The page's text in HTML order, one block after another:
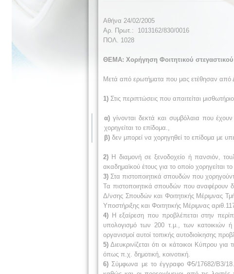
Αθήνα 24/02/2005
Αρ. Πρωτ.: 1013162/830/0016
ΠΟΛ. 1 028
ΘΕΜΑ: Χορήγηση Φοιτητικού στεγαστικού
Μετά από ερωτήματα που μας ετέθησαν από
1) Στις περιπτώσεις που απαιτείται
α) γίνονται δεκτά και συμβόλαια που
χορηγείται το επίδομα.,
β) δεν μπορεί να χορηγηθεί το επίδομα με
2) Η διαμονή σε ξενοδοχείο ή πανσιόν,
ακαδημαϊκού έτους για το οποίο χορηγείται
3) Στα πιστοποιητικά σπουδών που
Τα πιστοποιητικά σπουδών που αναφέρουν
Δ/νσης Σπουδών και Φοιτητικής Μέριμνας
Υποστήριξης και Φοιτητικής Μέριμνας
4) Η εξαίρεση που προβλέπεται στην
υπολογισμό των 200 τ.μ., των κατοικιών
οργανισμοί αυτοί τοπικής αυτοδιοίκησης
5) Διευκρινίζεται ότι οι κάτοικοι Κύπρου
όπως π.χ. δημοτική, κοινοτική.
6) Σύμφωνα με το έγγραφο Φ5/17682/Β3/